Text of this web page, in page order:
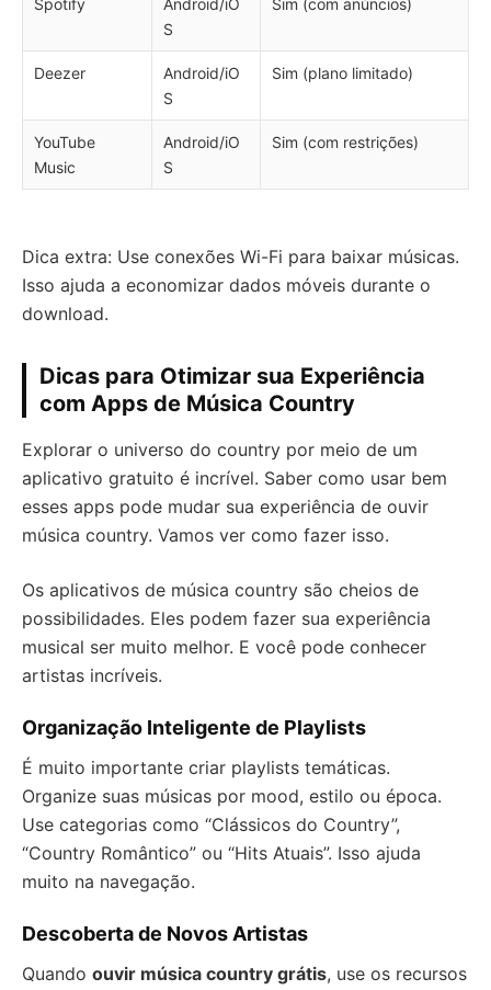
Spotify
Android/iO
S
Sim (com anúncios)
Deezer
Android/iO
S
Sim (plano limitado)
YouTube
Music
Android/iO
S
Sim (com restrições)
Dica extra: Use conexões Wi-Fi para baixar músicas.
Isso ajuda a economizar dados móveis durante o
download.
Dicas para Otimizar sua Experiência
com Apps de Música Country
Explorar o universo do country por meio de um
aplicativo gratuito é incrível. Saber como usar bem
esses apps pode mudar sua experiência de ouvir
música country. Vamos ver como fazer isso.
Os aplicativos de música country são cheios de
possibilidades. Eles podem fazer sua experiência
musical ser muito melhor. E você pode conhecer
artistas incríveis.
Organização Inteligente de Playlists
É muito importante criar playlists temáticas.
Organize suas músicas por mood, estilo ou época.
Use categorias como “Clássicos do Country”,
“Country Romântico” ou “Hits Atuais”. Isso ajuda
muito na navegação.
Descoberta de Novos Artistas
Quando ouvir música country grátis, use os recursos